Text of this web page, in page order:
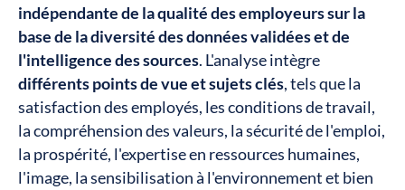
indépendante de la qualité des employeurs sur la
base de la diversité des données validées et de
l'intelligence des sources. L'analyse intègre
différents points de vue et sujets clés, tels que la
satisfaction des employés, les conditions de travail,
la compréhension des valeurs, la sécurité de l'emploi,
la prospérité, l'expertise en ressources humaines,
l'image, la sensibilisation à l'environnement et bien